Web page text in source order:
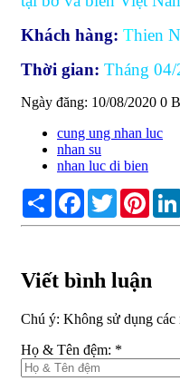
Khách hàng: Thien
Thời gian: Tháng 04/
Ngày đăng: 10/08/2020 0
cung ung nhan luc
nhan su
nhan luc di bien
Share Facebook
Twitter
Viết bình luận
Chú ý: Không sử dụng
Họ & Tên đệm: *